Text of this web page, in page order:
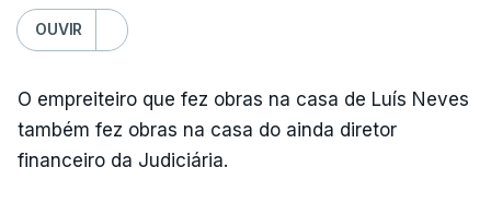
OUVIR
O empreiteiro que fez obras na casa de Luís Neves
também fez obras na casa do ainda diretor
financeiro da Judiciária.